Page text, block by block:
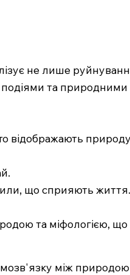
не лише
та природними
що сприяють життя.
та міфологією,
між